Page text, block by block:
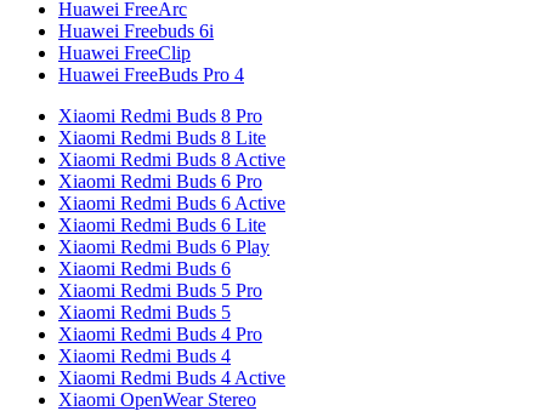
Huawei FreeArc
Huawei Freebuds 6i
Huawei FreeClip
Huawei FreeBuds Pro 4
Xiaomi Redmi Buds 8 Pro
Xiaomi Redmi Buds 8 Lite
Xiaomi Redmi Buds 8 Active
Xiaomi Redmi Buds 6 Pro
Xiaomi Redmi Buds 6 Active
Xiaomi Redmi Buds 6 Lite
Xiaomi Redmi Buds 6 Play
Xiaomi Redmi Buds 6
Xiaomi Redmi Buds 5 Pro
Xiaomi Redmi Buds 5
Xiaomi Redmi Buds 4 Pro
Xiaomi Redmi Buds 4
Xiaomi Redmi Buds 4 Active
Xiaomi OpenWear Stereo